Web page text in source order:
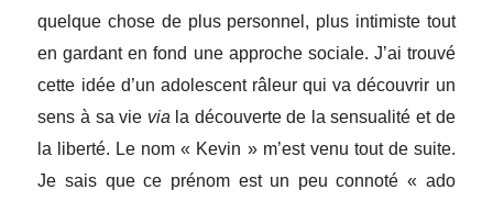
quelque chose de plus personnel, plus intimiste tout
en gardant en fond une approche sociale. J’ai trouvé
cette idée d’un adolescent râleur qui va découvrir un
sens à sa vie via la découverte de la sensualité et de
la liberté. Le nom « Kevin » m’est venu tout de suite.
Je sais que ce prénom est un peu connoté « ado